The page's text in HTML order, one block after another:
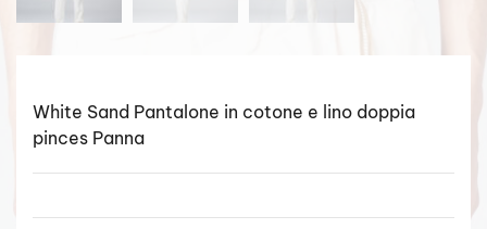
White Sand Pantalone in cotone e lino doppia
pinces Panna